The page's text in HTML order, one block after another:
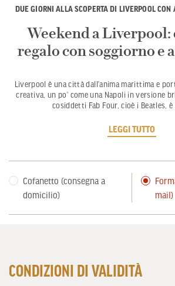
DUE GIORNI ALLA SCOPERTA DI LIVERPOOL
Weekend a
regalo con soggiorno e
Liverpool è una città dall’anima marittima e
creativa, un po’ come una Napoli in versione
cosiddetti Fab Four, cioè i Beatles,
LEGGI TUTTO
Cofanetto (consegna a
domicilio)
mail)
CONDIZIONI DI VALIDITÀ